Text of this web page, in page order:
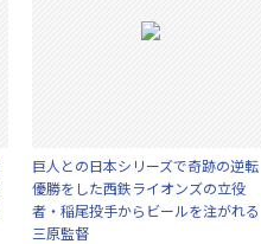
巨人との日本シリーズで奇跡の逆転
優勝をした西鉄ライオンズの立役
者・稲尾投手からビールを注がれる
三原監督